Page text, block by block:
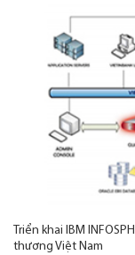
Triển khai IBM
thương Việt Nam